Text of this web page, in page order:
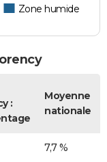
Zone humide
:
Moyenne
nationale
7,7 %